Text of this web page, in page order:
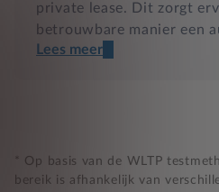
private lease. Dit zorgt
betrouwbare manier een
Nooit te hoge
Lees meer
* Op basis van de WLTP
bereik is afhankelijk van